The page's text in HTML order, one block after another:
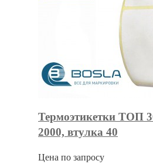
Термоэтикетки ТОП
2000, втулка 40
Цена по запросу